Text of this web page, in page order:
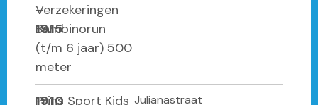
–
19.15
Verzekeringen
Bambinorun
(t/m 6 jaar) 500
meter
19.10
Prins Sport Kids Julianastraat